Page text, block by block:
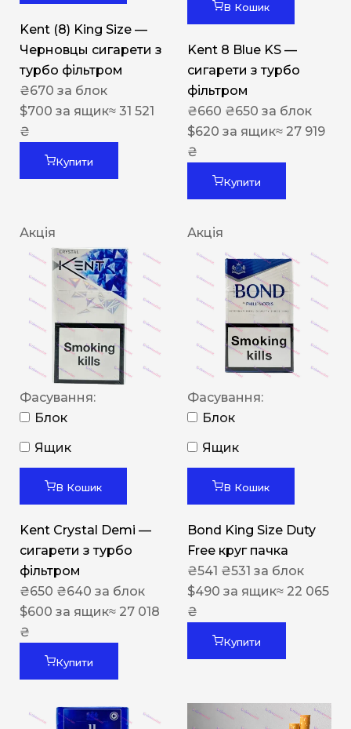
Kent (8) King Size —
Черновцы сигарети з
турбо фільтром
₴670 за блок
$700 за ящик≈ 31 521
₴
Купити
В Кошик
Kent 8 Blue KS —
сигарети з турбо
фільтром
₴660 ₴650 за блок
$620 за ящик≈ 27 919
₴
Купити
Акція
Фасування:
Блок
Ящик
В Кошик
Kent Crystal Demi —
сигарети з турбо
фільтром
₴650 ₴640 за блок
$600 за ящик≈ 27 018
₴
Купити
Акція
Фасування:
Блок
Ящик
В Кошик
Bond King Size Duty
Free круг пачка
₴541 ₴531 за блок
$490 за ящик≈ 22 065
₴
Купити